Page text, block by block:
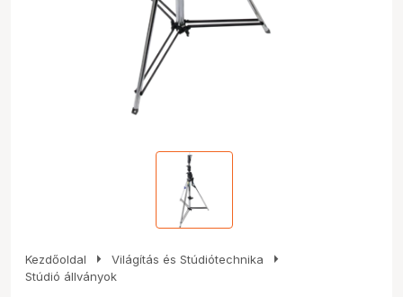
Kezdőoldal arrow_right Világítás és Stúdiótechnika arrow_right
Stúdió állványok